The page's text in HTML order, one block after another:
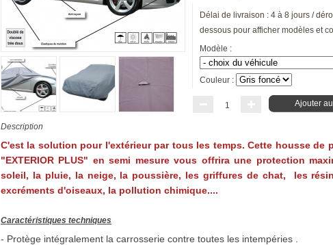
Délai de livraison : 4 à 8 jours /
dessous pour afficher modèles et
Modèle :
Couleur :
1 Ajouter
Description
C'est la solution pour l'extérieur par tous les temps. Cette housse de
"EXTERIOR PLUS" en semi mesure vous offrira une protection
soleil, la pluie, la neige, la poussière, les griffures de chat, les
excréments d'oiseaux, la pollution chimique....
Caractéristiques techniques
- Protège intégralement la carrosserie contre toutes les intempéries .